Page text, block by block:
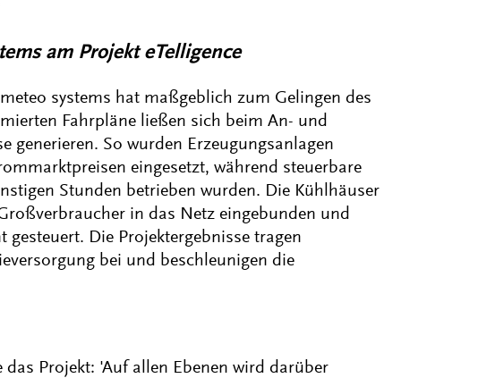
am Projekt eTelligence
systems hat maßgeblich zum Gelingen des
Fahrpläne ließen sich beim An- und
generieren. So wurden Erzeugungsanlagen
eingesetzt, während steuerbare
Stunden betrieben wurden. Die Kühlhäuser
in das Netz eingebunden und
Die Projektergebnisse tragen
bei und beschleunigen die
Projekt: 'Auf allen Ebenen wird darüber